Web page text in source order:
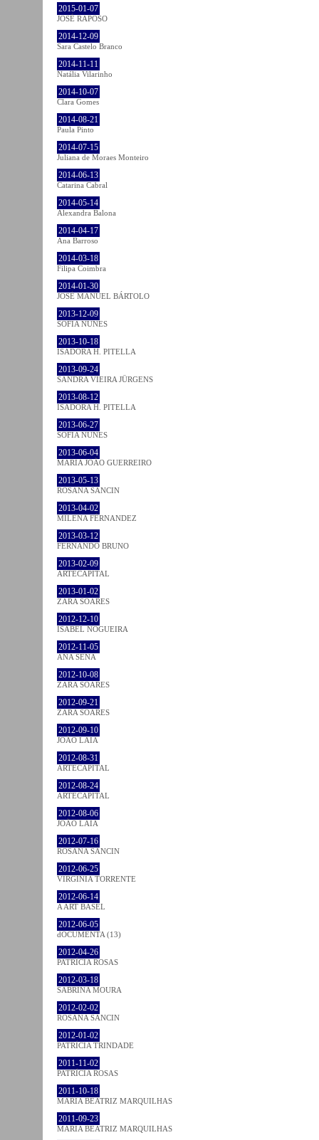
2015-01-07
JOSÉ RAPOSO
2014-12-09
Sara Castelo Branco
2014-11-11
Natália Vilarinho
2014-10-07
Clara Gomes
2014-08-21
Paula Pinto
2014-07-15
Juliana de Moraes Monteiro
2014-06-13
Catarina Cabral
2014-05-14
Alexandra Balona
2014-04-17
Ana Barroso
2014-03-18
Filipa Coimbra
2014-01-30
JOSÉ MANUEL BÁRTOLO
2013-12-09
SOFIA NUNES
2013-10-18
ISADORA H. PITELLA
2013-09-24
SANDRA VIEIRA JÜRGENS
2013-08-12
ISADORA H. PITELLA
2013-06-27
SOFIA NUNES
2013-06-04
MARIA JOÃO GUERREIRO
2013-05-13
ROSANA SANCIN
2013-04-02
MILENA FÉRNANDEZ
2013-03-12
FERNANDO BRUNO
2013-02-09
ARTECAPITAL
2013-01-02
ZARA SOARES
2012-12-10
ISABEL NOGUEIRA
2012-11-05
ANA SENA
2012-10-08
ZARA SOARES
2012-09-21
ZARA SOARES
2012-09-10
JOÃO LAIA
2012-08-31
ARTECAPITAL
2012-08-24
ARTECAPITAL
2012-08-06
JOÃO LAIA
2012-07-16
ROSANA SANCIN
2012-06-25
VIRGINIA TORRENTE
2012-06-14
A ART BASEL
2012-06-05
dOCUMENTA (13)
2012-04-26
PATRÍCIA ROSAS
2012-03-18
SABRINA MOURA
2012-02-02
ROSANA SANCIN
2012-01-02
PATRÍCIA TRINDADE
2011-11-02
PATRÍCIA ROSAS
2011-10-18
MARIA BEATRIZ MARQUILHAS
2011-09-23
MARIA BEATRIZ MARQUILHAS